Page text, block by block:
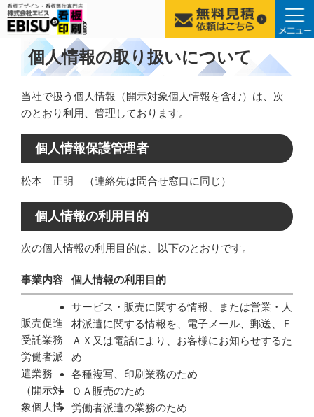
個人情報の取り扱いについて
当社で扱う個人情報（開示対象個人情報を含む）は、次
のとおり利用、管理しております。
個人情報保護管理者
松本 正明 （連絡先は問合せ窓口に同じ）
個人情報の利用目的
次の個人情報の利用目的は、以下のとおりです。
事業内容 個人情報の利用目的
販売促進
受託業務
労働者派
遣業務
（開示対
象個人情
サービス・販売に関する情報、または営業・人
材派遣に関する情報を、電子メール、郵送、Ｆ
ＡＸ又は電話により、お客様にお知らせするた
め
各種複写、印刷業務のため
ＯＡ販売のため
労働者派遣の業務のため